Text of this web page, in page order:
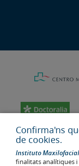
Confirma'ns
de cookies.
Instituto Maxilofacial
finalitats analítiques i